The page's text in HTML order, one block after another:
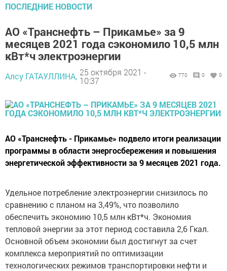
ПОСЛЕДНИЕ НОВОСТИ
АО «Транснефть – Прикамье» за 9
месяцев 2021 года сэкономило 10,5 млн
кВт*ч электроэнергии
Алсу ГАТАУЛЛИНА, 25 октября 2021 -
10:37
770 0 0
АО «Транснефть - Прикамье» подвело итоги реализации
программы в области энергосбережения и повышения
энергетической эффективности за 9 месяцев 2021 года.
Удельное потребление электроэнергии снизилось по
сравнению с планом на 3,49%, что позволило
обеспечить экономию 10,5 млн кВт*ч. Экономия
тепловой энергии за этот период составила 2,6 Гкал.
Основной объем экономии был достигнут за счет
комплекса мероприятий по оптимизации
технологических режимов транспортировки нефти и